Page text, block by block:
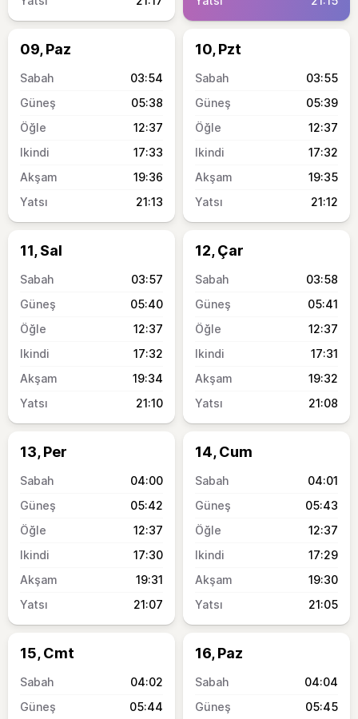
09, Paz
03:54
05:38
12:37
17:33
19:36
21:13
10, Pzt
03:55
05:39
12:37
17:32
19:35
21:12
11, Sal
03:57
05:40
12:37
17:32
19:34
21:10
12, Çar
03:58
05:41
12:37
17:31
19:32
21:08
13, Per
04:00
05:42
12:37
17:30
19:31
21:07
14, Cum
04:01
05:43
12:37
17:29
19:30
21:05
15, Cmt
04:02
05:44
16, Paz
04:04
05:45